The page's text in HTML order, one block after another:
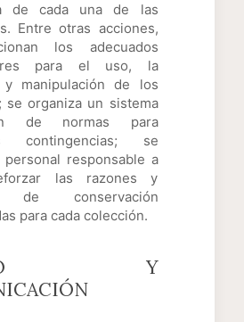
de cada una de las
Entre otras acciones,
los adecuados
para el uso, la
y manipulación de los
se organiza un sistema
de normas para
contingencias; se
personal responsable a
las razones y
de conservación
para cada colección.
Y